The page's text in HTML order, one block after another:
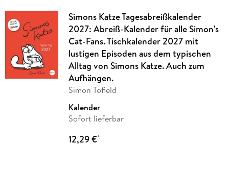
Simons Katze Tagesabreißkalender
2027: Abreiß-Kalender für alle Simon's
Cat-Fans. Tischkalender 2027 mit
lustigen Episoden aus dem typischen
Alltag von Simons Katze. Auch zum
Aufhängen.
Simon Tofield
Kalender
Sofort lieferbar
12,29 €*